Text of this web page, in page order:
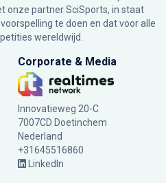
onze partner SciSports, in staat
te doen en dat voor alle
wereldwijd.
Corporate & Media
Innovatieweg 20-C
7007CD Doetinchem
Nederland
+31645516860
LinkedIn